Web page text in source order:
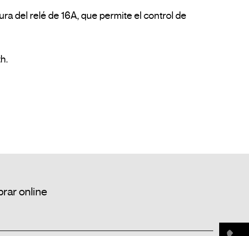
del relé de 16A, que permite el control de
online